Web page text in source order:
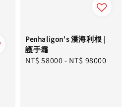
Penhaligon's 潘海利根 |
護手霜
Regular
NT$ 58000- NT$ 98000